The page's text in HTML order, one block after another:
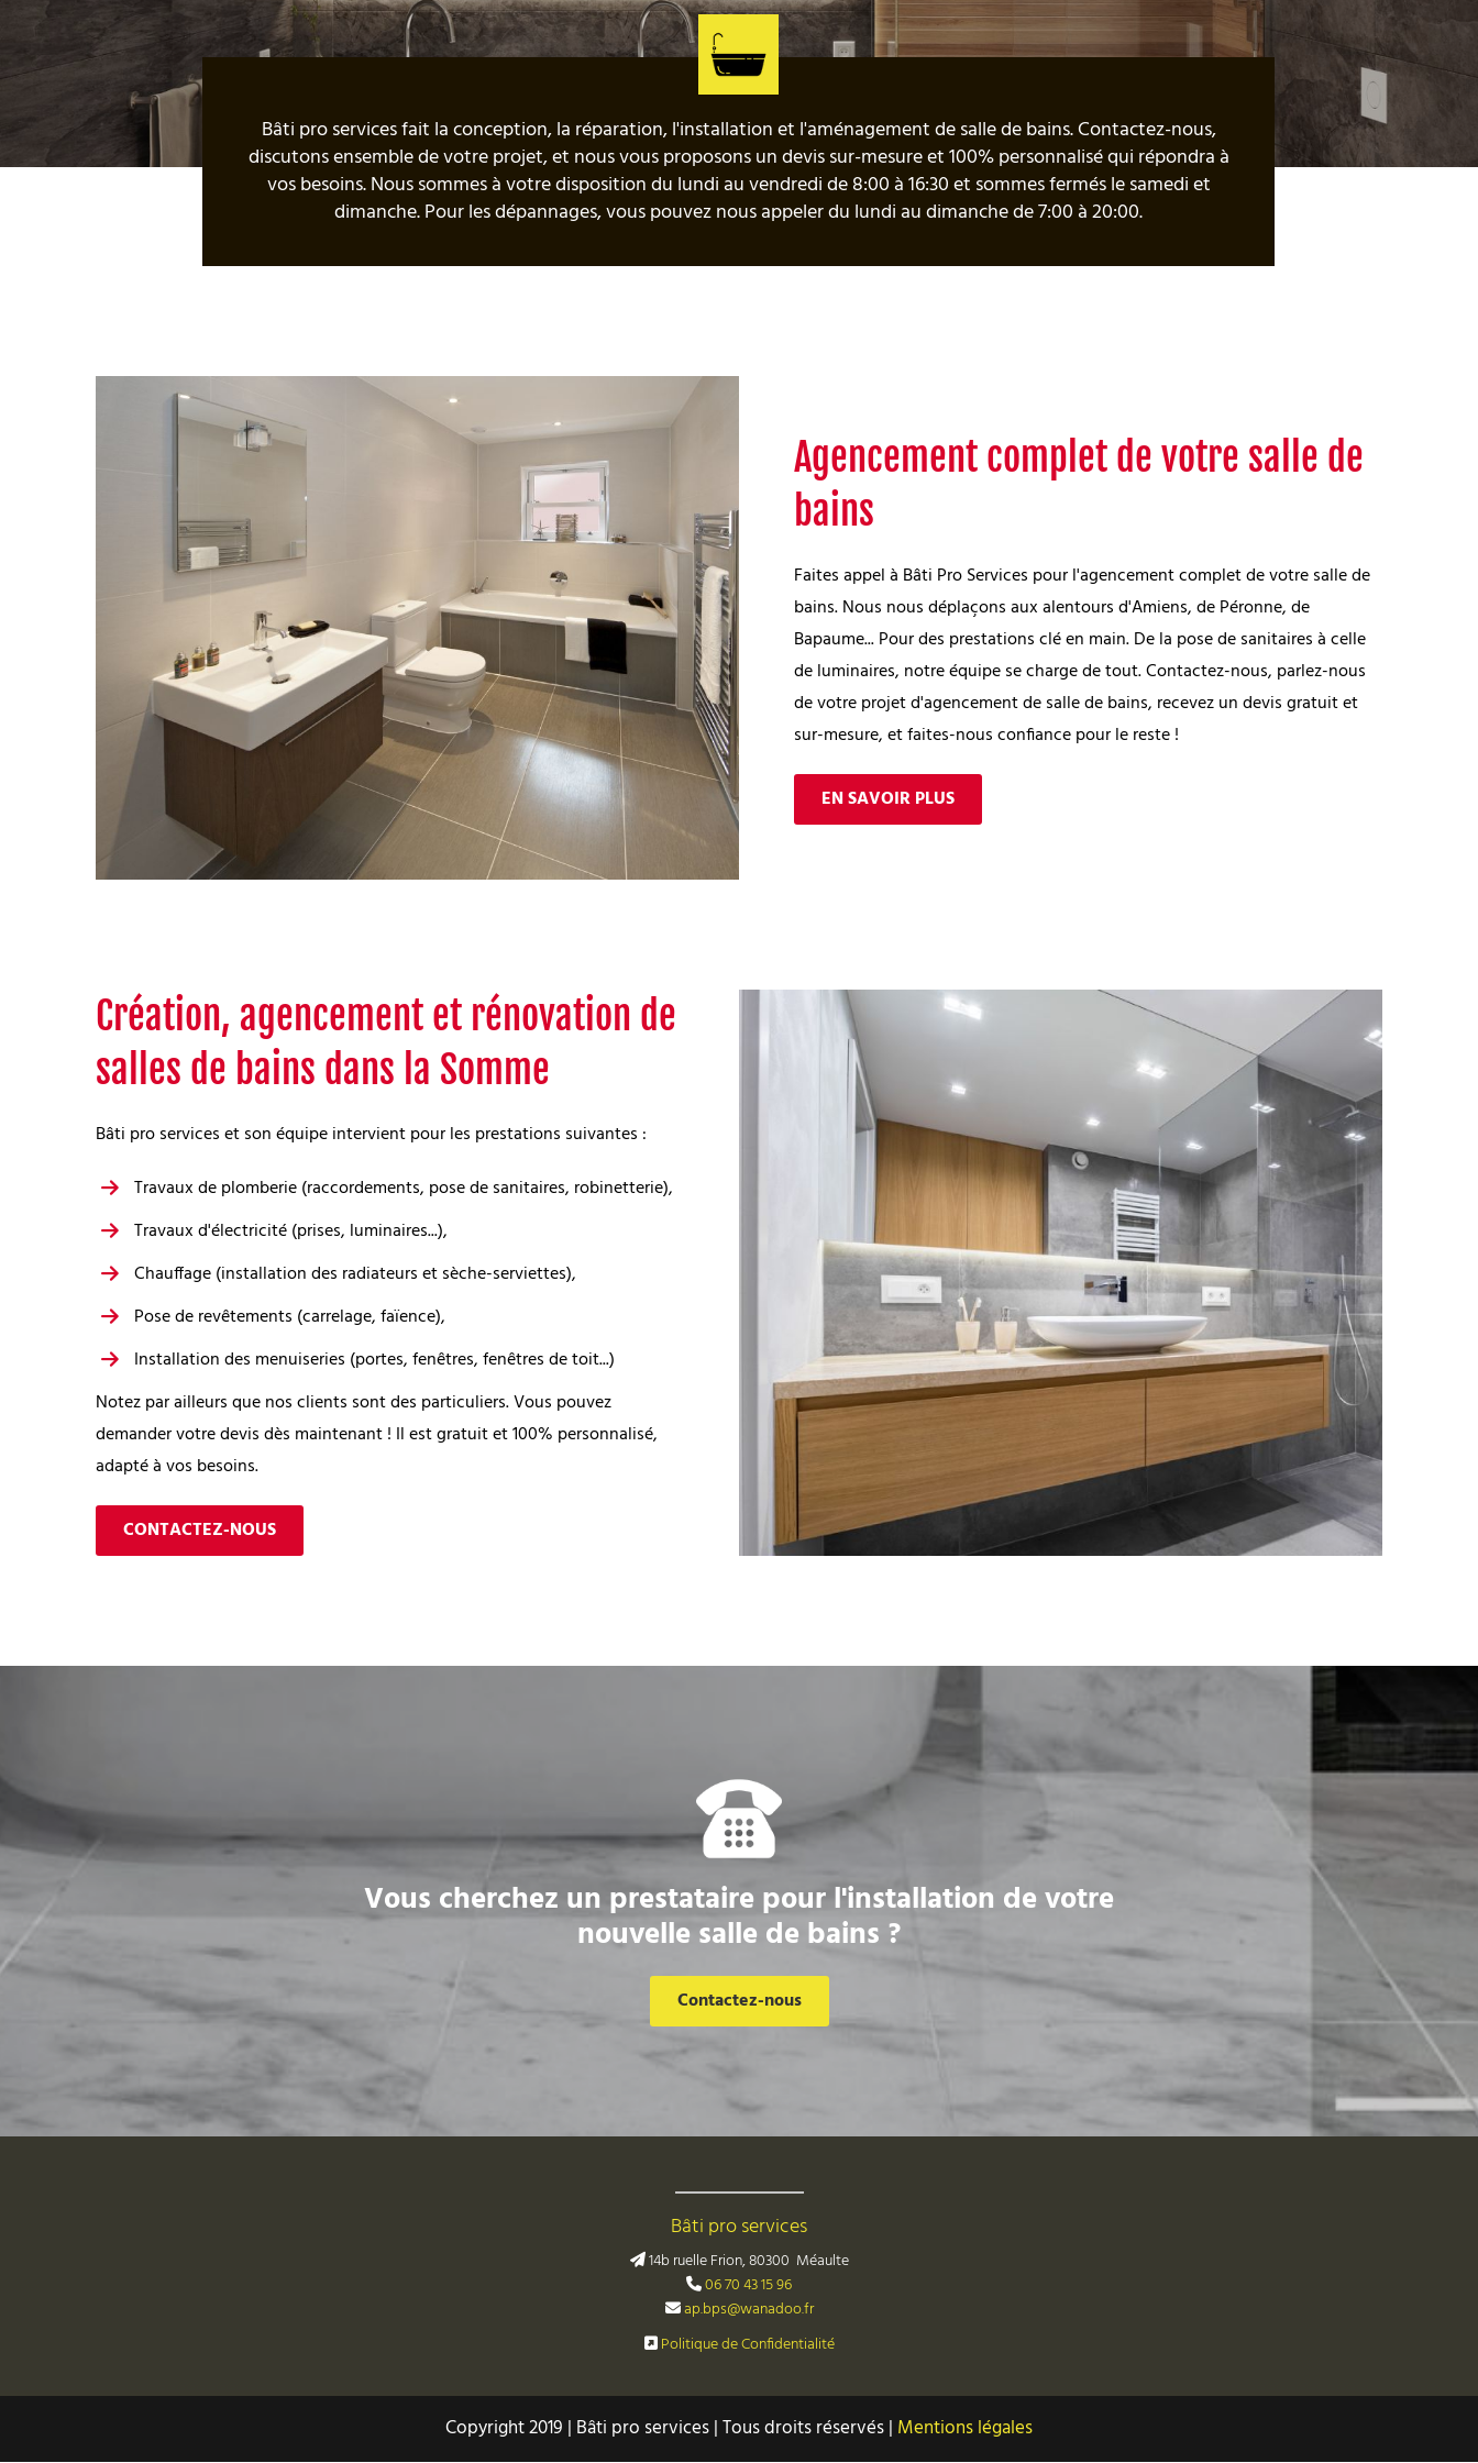
Bâti pro services fait la conception, la réparation, l'installation et l'aménagement de salle de bains. Contactez-nous,
discutons ensemble de votre projet, et nous vous proposons un devis sur-mesure et 100% personnalisé qui répondra à
vos besoins. Nous sommes à votre disposition du lundi au vendredi de 8:00 à 16:30 et sommes fermés le samedi et
dimanche. Pour les dépannages, vous pouvez nous appeler du lundi au dimanche de 7:00 à 20:00.
Agencement complet de votre salle de
bains
Faites appel à Bâti Pro Services pour l'agencement complet de votre salle de
bains. Nous nous déplaçons aux alentours d'Amiens, de Péronne, de
Bapaume... Pour des prestations clé en main. De la pose de sanitaires à celle
de luminaires, notre équipe se charge de tout. Contactez-nous, parlez-nous
de votre projet d'agencement de salle de bains, recevez un devis gratuit et
sur-mesure, et faites-nous confiance pour le reste !
EN SAVOIR PLUS
Création, agencement et rénovation de
salles de bains dans la Somme
Bâti pro services et son équipe intervient pour les prestations suivantes :
Travaux de plomberie (raccordements, pose de sanitaires, robinetterie),
Travaux d'électricité (prises, luminaires...),
Chauffage (installation des radiateurs et sèche-serviettes),
Pose de revêtements (carrelage, faïence),
Installation des menuiseries (portes, fenêtres, fenêtres de toit...)
Notez par ailleurs que nos clients sont des particuliers. Vous pouvez
demander votre devis dès maintenant ! Il est gratuit et 100% personnalisé,
adapté à vos besoins.
CONTACTEZ-NOUS
Vous cherchez un prestataire pour l'installation de votre
nouvelle salle de bains ?
Contactez-nous
Bâti pro services
14b ruelle Frion, 80300 Méaulte
 06 70 43 15 96
 ap.bps@wanadoo.fr
 Politique de Confidentialité
Copyright 2019 | Bâti pro services | Tous droits réservés | Mentions légales